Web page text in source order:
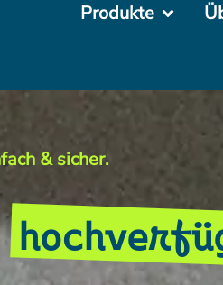
Produkte
& sicher.